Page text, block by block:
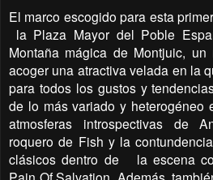
El marco escogido para esta
la Plaza Mayor del Poble
Montaña mágica de Montjuic,
acoger una atractiva velada en la
para todos los gustos y
de lo más variado y heterogéneo
atmosferas introspectivas de
roquero de Fish y la
clásicos dentro de
la escena